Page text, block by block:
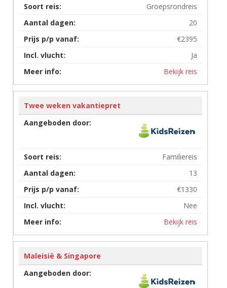
Groepsrondreis
20
€2395
Ja
Bekijk reis
Twee weken vakantiepret
Familiereis
13
€1330
Nee
Bekijk reis
Maleisië & Singapore